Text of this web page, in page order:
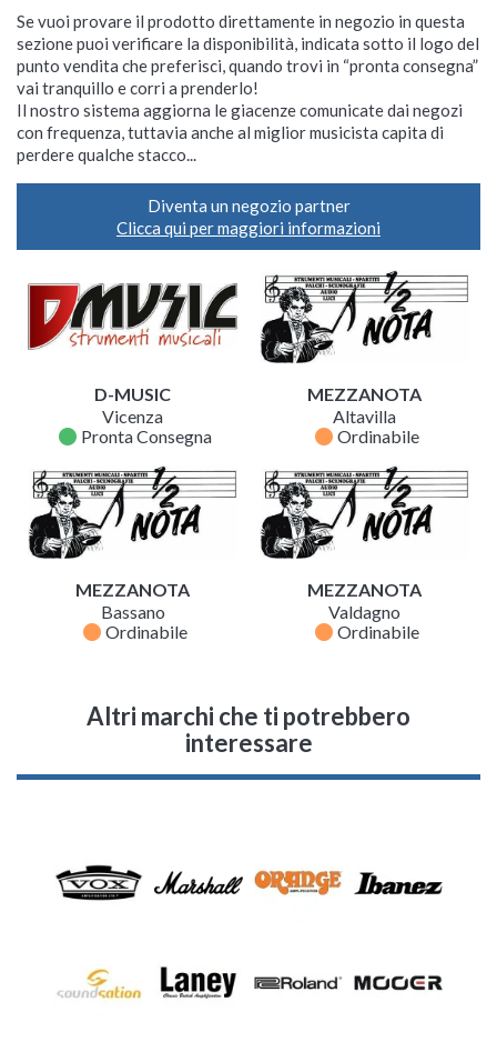
Se vuoi provare il prodotto direttamente in negozio in questa
sezione puoi verificare la disponibilità, indicata sotto il logo del
punto vendita che preferisci, quando trovi in “pronta consegna”
vai tranquillo e corri a prenderlo!
Il nostro sistema aggiorna le giacenze comunicate dai negozi
con frequenza, tuttavia anche al miglior musicista capita di
perdere qualche stacco...
Diventa un negozio partner
Clicca qui per maggiori informazioni
D-MUSIC
Vicenza
fiber_manual_record Pronta Consegna
MEZZANOTA
Altavilla
fiber_manual_record Ordinabile
MEZZANOTA
Bassano
fiber_manual_record Ordinabile
MEZZANOTA
Valdagno
fiber_manual_record Ordinabile
Altri marchi che ti potrebbero
interessare